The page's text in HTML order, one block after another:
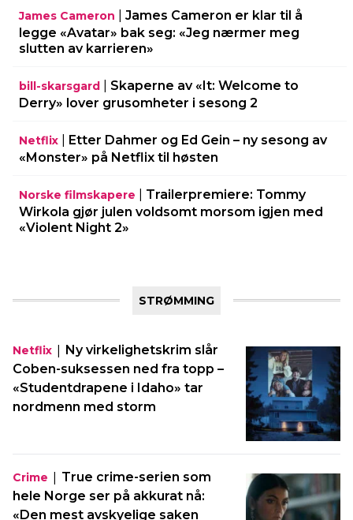
James Cameron
James Cameron er klar til å
legge «Avatar» bak seg: «Jeg nærmer meg
slutten av karrieren»
bill-skarsgard
Skaperne av «It: Welcome to
Derry» lover grusomheter i sesong 2
Netflix
Etter Dahmer og Ed Gein – ny sesong av
«Monster» på Netflix til høsten
Norske filmskapere
Trailerpremiere: Tommy
Wirkola gjør julen voldsomt morsom igjen med
«Violent Night 2»
STRØMMING
Netflix | Ny virkelighetskrim slår
Coben-suksessen ned fra topp –
«Studentdrapene i Idaho» tar
nordmenn med storm
Crime | True crime-serien som
hele Norge ser på akkurat nå:
«Den mest avskyelige saken